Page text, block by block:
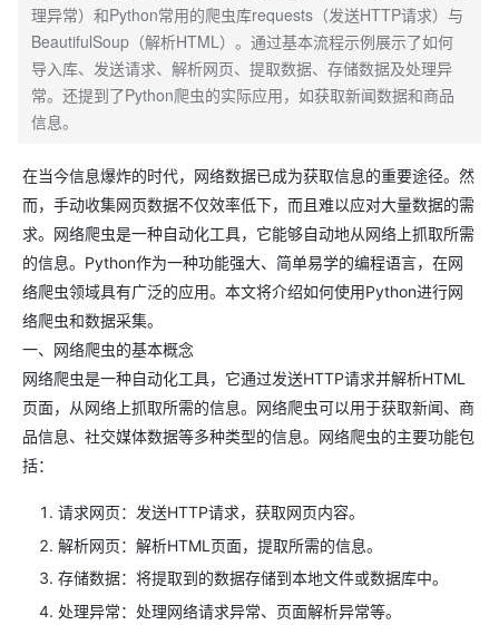
理异常）和Python常用的爬虫库requests（发送HTTP请求）与
BeautifulSoup（解析HTML）。通过基本流程示例展示了如何
导入库、发送请求、解析网页、提取数据、存储数据及处理异
常。还提到了Python爬虫的实际应用，如获取新闻数据和商品
信息。
在当今信息爆炸的时代，网络数据已成为获取信息的重要途径。然
而，手动收集网页数据不仅效率低下，而且难以应对大量数据的需
求。网络爬虫是一种自动化工具，它能够自动地从网络上抓取所需
的信息。Python作为一种功能强大、简单易学的编程语言，在网
络爬虫领域具有广泛的应用。本文将介绍如何使用Python进行网
络爬虫和数据采集。
一、网络爬虫的基本概念
网络爬虫是一种自动化工具，它通过发送HTTP请求并解析HTML
页面，从网络上抓取所需的信息。网络爬虫可以用于获取新闻、商
品信息、社交媒体数据等多种类型的信息。网络爬虫的主要功能包
括：
请求网页：发送HTTP请求，获取网页内容。
解析网页：解析HTML页面，提取所需的信息。
存储数据：将提取到的数据存储到本地文件或数据库中。
处理异常：处理网络请求异常、页面解析异常等。